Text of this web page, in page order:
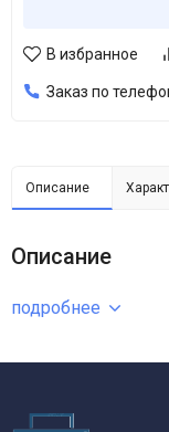
В избранное
Заказ по
Описание
Описание
подробнее